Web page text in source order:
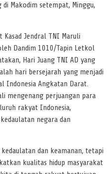
di Makodim setempat, Minggu,
Kasad Jendral TNI Maruli
Dandim 1010/Tapin Letkol
Hari Juang TNI AD yang
hari bersejarah yang menjadi
Indonesia Angkatan Darat.
mengenang perjuangan para
rakyat Indonesia,
negara dan
dan keamanan, tetapi
kualitas hidup masyarakat